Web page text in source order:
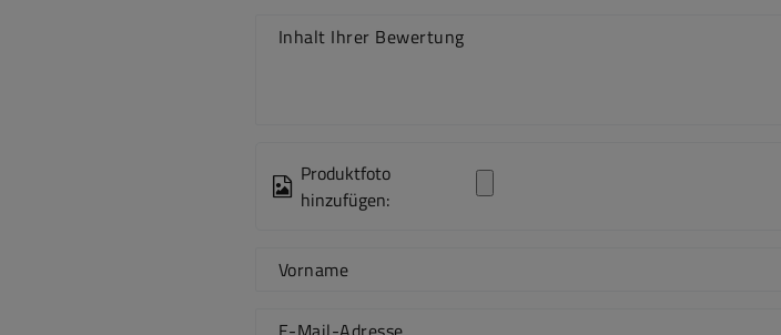
Inhalt Ihrer Bewertung
Produktfoto
hinzufügen:
Vorname